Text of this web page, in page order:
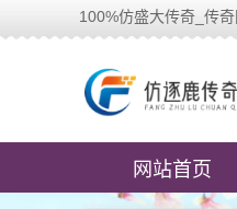
100%仿盛大传奇_传
网站首页